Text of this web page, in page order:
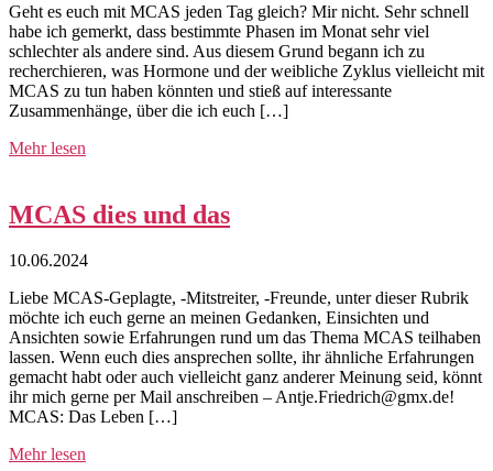
Geht es euch mit MCAS jeden Tag gleich? Mir nicht. Sehr schnell
habe ich gemerkt, dass bestimmte Phasen im Monat sehr viel
schlechter als andere sind. Aus diesem Grund begann ich zu
recherchieren, was Hormone und der weibliche Zyklus vielleicht mit
MCAS zu tun haben könnten und stieß auf interessante
Zusammenhänge, über die ich euch […]
Mehr lesen
MCAS dies und das
10.06.2024
Liebe MCAS-Geplagte, -Mitstreiter, -Freunde, unter dieser Rubrik
möchte ich euch gerne an meinen Gedanken, Einsichten und
Ansichten sowie Erfahrungen rund um das Thema MCAS teilhaben
lassen. Wenn euch dies ansprechen sollte, ihr ähnliche Erfahrungen
gemacht habt oder auch vielleicht ganz anderer Meinung seid, könnt
ihr mich gerne per Mail anschreiben – Antje.Friedrich@gmx.de!
MCAS: Das Leben […]
Mehr lesen